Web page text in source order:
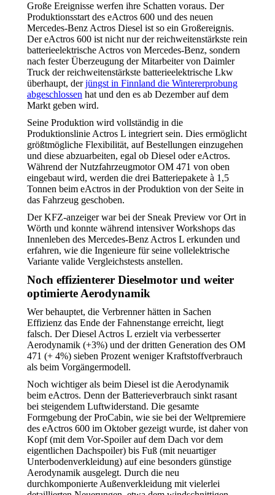
Große Ereignisse werfen ihre Schatten voraus. Der
Produktionsstart des eActros 600 und des neuen
Mercedes-Benz Actros Diesel ist so ein Großereignis.
Der eActros 600 ist nicht nur der reichweitenstärkste rein
batterieelektrische Actros von Mercedes-Benz, sondern
nach fester Überzeugung der Mitarbeiter von Daimler
Truck der reichweitenstärkste batterieelektrische Lkw
überhaupt, derjüngst in Finnland die Wintererprobung
abgeschlossen hat und den es ab Dezember auf dem
Markt geben wird.
Seine Produktion wird vollständig in die
Produktionslinie Actros L integriert sein. Dies ermöglicht
größtmögliche Flexibilität, auf Bestellungen einzugehen
und diese abzuarbeiten, egal ob Diesel oder eActros.
Während der Nutzfahrzeugmotor OM 471 von oben
eingebaut wird, werden die drei Batteriepakete à 1,5
Tonnen beim eActros in der Produktion von der Seite in
das Fahrzeug geschoben.
Der KFZ-anzeiger war bei der Sneak Preview vor Ort in
Wörth und konnte während intensiver Workshops das
Innenleben des Mercedes-Benz Actros L erkunden und
erfahren, wie die Ingenieure für seine vollelektrische
Variante valide Vergleichstests anstellen.
Noch effizienterer Dieselmotor und weiter
optimierte Aerodynamik
Wer behauptet, die Verbrenner hätten in Sachen
Effizienz das Ende der Fahnenstange erreicht, liegt
falsch. Der Diesel Actros L erzielt via verbesserter
Aerodynamik (+3%) und der dritten Generation des OM
471 (+ 4%) sieben Prozent weniger Kraftstoffverbrauch
als beim Vorgängermodell.
Noch wichtiger als beim Diesel ist die Aerodynamik
beim eActros. Denn der Batterieverbrauch sinkt rasant
bei steigendem Luftwiderstand. Die gesamte
Formgebung der ProCabin, wie sie bei der Weltpremiere
des eActros 600 im Oktober gezeigt wurde, ist daher von
Kopf (mit dem Vor-Spoiler auf dem Dach vor dem
eigentlichen Dachspoiler) bis Fuß (mit neuartiger
Unterbodenverkleidung) auf eine besonders günstige
Aerodynamik ausgelegt. Durch die neu
durchkomponierte Außenverkleidung mit vielerlei